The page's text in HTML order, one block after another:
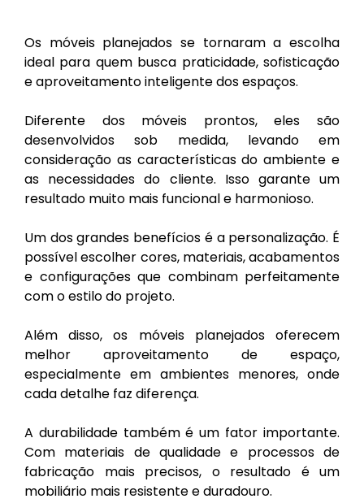
Os móveis planejados se tornaram a escolha
ideal para quem busca praticidade, sofisticação
e aproveitamento inteligente dos espaços.
Diferente dos móveis prontos, eles são
desenvolvidos sob medida, levando em
consideração as características do ambiente e
as necessidades do cliente. Isso garante um
resultado muito mais funcional e harmonioso.
Um dos grandes benefícios é a personalização. É
possível escolher cores, materiais, acabamentos
e configurações que combinam perfeitamente
com o estilo do projeto.
Além disso, os móveis planejados oferecem
melhor aproveitamento de espaço,
especialmente em ambientes menores, onde
cada detalhe faz diferença.
A durabilidade também é um fator importante.
Com materiais de qualidade e processos de
fabricação mais precisos, o resultado é um
mobiliário mais resistente e duradouro.